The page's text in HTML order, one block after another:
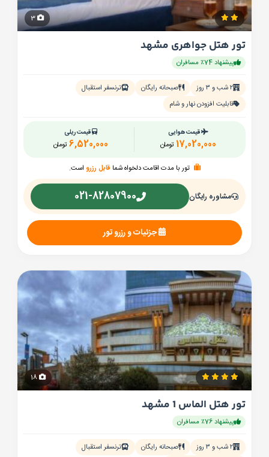
تور هتل جواهری مشهد
پیشنهاد 74٪ مسافران
۲ شب و ۳ روز صبحانه رایگان
ترنسفر استقبال
قابلیت افزودن نهار و شام
قیمت هوایی
تومان 17,020,000
قیمت ریلی
تومان 6,520,000
تور با مدت اقامت دلخواه شما قابل رزرو است.
مشاوره رایگان 021-82807900
جزئیات و رزرو تور
18
تور هتل الماس 1 مشهد
پیشنهاد 76٪ مسافران
۲ شب و ۳ روز صبحانه رایگان
ترنسفر استقبال